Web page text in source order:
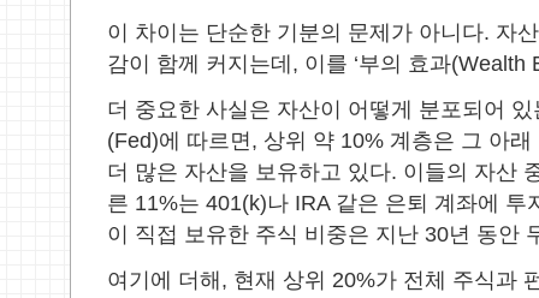
이 차이는 단순한 기분의 문제가 아니다. 자
감이 함께 커지는데 , 이를 ‘부의 효과(Wealth
더 중요한 사실은 자산이 어떻게 분포되어 있
(Fed)에 따르면, 상위 약 10% 계층은 그 아
더 많은 자산을 보유하고 있다. 이들의 자산
른 11%는 401(k)나 IRA 같은 은퇴 계좌에 투
이 직접 보유한 주식 비중은 지난 30년 동안
여기에 더해 , 현재 상위 20%가 전체 주식과